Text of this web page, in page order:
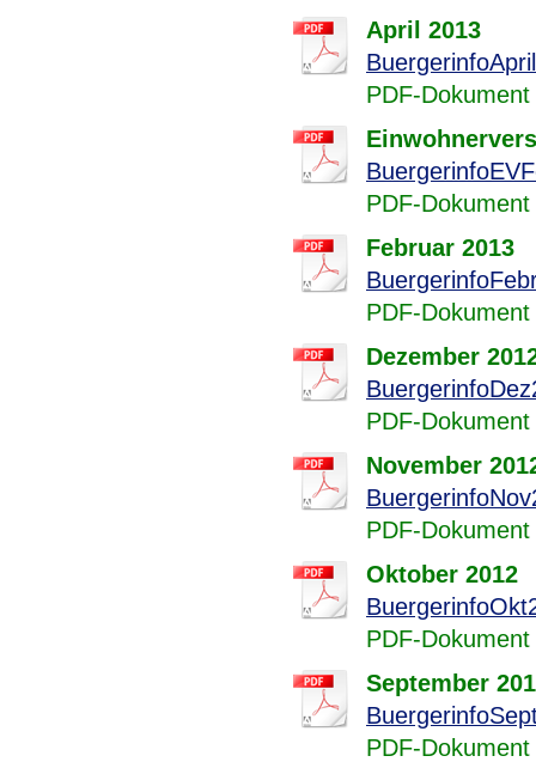
April 2013
PDF-
PDF-
Februar 2013
PDF-
Dezember
PDF-
November
PDF-
Oktober 2012
PDF-
September
PDF-